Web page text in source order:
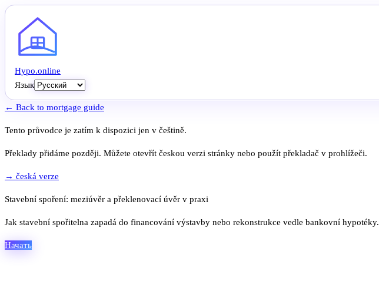
Hypo.online
Язык
← Back to mortgage guide
Tento průvodce je zatím k dispozici jen v češtině.
Překlady přidáme později. Můžete otevřít českou verzi stránky nebo použít překladač v prohlížeči.
→ česká verze
Stavební spoření: meziúvěr a překlenovací úvěr v praxi
Jak stavební spořitelna zapadá do financování výstavby nebo rekonstrukce vedle bankovní hypotéky.
Начать